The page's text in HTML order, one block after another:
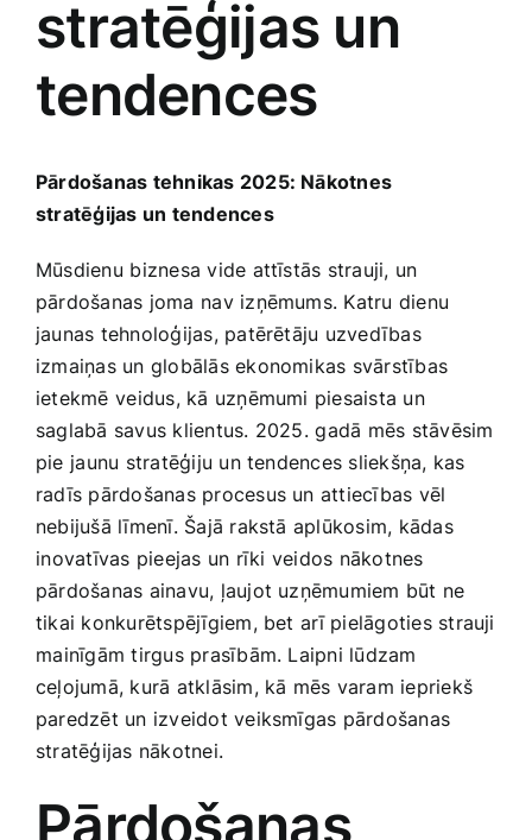
Medicīnas preces
Mobilie telefoni, planšetdatori
Preces birojam
Preces pieaugušajiem
Rotaļlietas, bērnu preces
Smaržas, kosmētika
Sports, tūrisms un atpūta
TV un Sadzīves tehnika
stratēģijas un
tendences
Pārdošanas tehnikas‍ 2025: Nākotnes
stratēģijas un tendences
Mūsdienu ⁢biznesa vide attīstās strauji, un
pārdošanas ‍joma ⁤nav izņēmums. Katru dienu
jaunas tehnoloģijas, patērētāju uzvedības
izmaiņas un globālās ekonomikas svārstības
ietekmē⁤ veidus, kā ​uzņēmumi piesaista un
saglabā savus klientus. 2025. ⁢gadā ‌mēs stāvēsim‌
pie⁢ jaunu stratēģiju un tendences sliekšņa, ​kas
radīs pārdošanas procesus un attiecības⁤ vēl
nebijušā līmenī. Šajā rakstā aplūkosim, kādas
⁣inovatīvas pieejas un⁣ rīki veidos nākotnes‌
pārdošanas ainavu, ļaujot uzņēmumiem būt ne
tikai konkurētspējīgiem, bet⁣ arī pielāgoties strauji
⁣mainīgām tirgus prasībām. Laipni lūdzam
ceļojumā, kurā ‌atklāsim, kā mēs varam iepriekš
paredzēt un izveidot veiksmīgas pārdošanas
stratēģijas nākotnei.
Pārdošanas